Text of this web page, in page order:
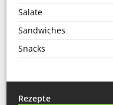
Salate
Sandwiches
Snacks
Rezepte